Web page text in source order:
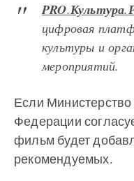
PRO.Культура.
цифровая
культуры и
мероприятий.
Если Министерство
Федерации
фильм будет
рекомендуемых.